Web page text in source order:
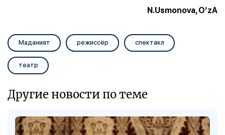
N.Usmonova, O‘zA
Маданият режиссёр спектакл
театр
Другие новости по теме